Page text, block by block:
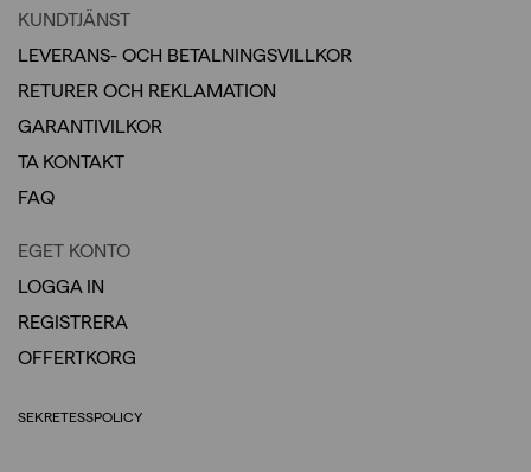
KUNDTJÄNST
LEVERANS- OCH BETALNINGSVILLKOR
RETURER OCH REKLAMATION
GARANTIVILKOR
TA KONTAKT
FAQ
EGET KONTO
LOGGA IN
REGISTRERA
OFFERTKORG
SEKRETESSPOLICY